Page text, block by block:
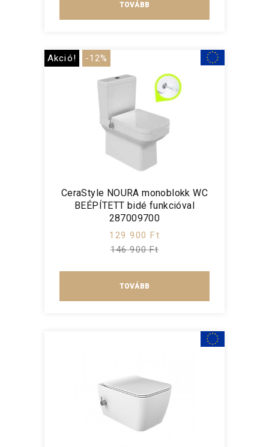
TOVÁBB
Akció! -12%
CeraStyle NOURA monoblokk WC
BEÉPÍTETT bidé funkcióval
287009700
129 900 Ft
146 900 Ft
TOVÁBB